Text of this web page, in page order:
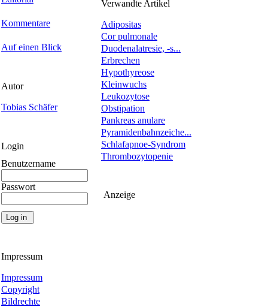
Kommentare
Auf einen Blick
Autor
Tobias Schäfer
Login
Benutzername
Passwort
Impressum
Impressum
Copyright
Bildrechte
Verwandte Artikel
Adipositas
Cor pulmonale
Duodenalatresie, -s...
Erbrechen
Hypothyreose
Kleinwuchs
Leukozytose
Obstipation
Pankreas anulare
Pyramidenbahnzeiche...
Schlafapnoe-Syndrom
Thrombozytopenie
Anzeige